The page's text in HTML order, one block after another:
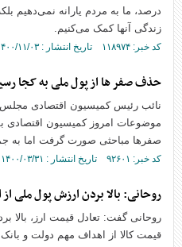
درصد، ما به مردم یارانه نمی‌دهیم
زندگی آنها کمک می‌کنیم.
کد خبر: ۱۱۸۹۷۴ تاریخ انتشار : ۱۴۰۰/۱۱/۰۳
حذف صفر ها از پول ملی به کجا
نائب رئیس کمیسیون اقتصادی مجلس
موضوعات امروز کمیسیون اقتصادی
صفرها مباحثی صورت گرفت اما به
کد خبر: ۹۲۶۰۱ تاریخ انتشار : ۱۴۰۰/۰۳/۳۱
روحانی: بالا بردن ارزش پول ملی
روحانی گفت: تعادل قیمت ارز،
قیمت کالا از اهداف مهم دولت و